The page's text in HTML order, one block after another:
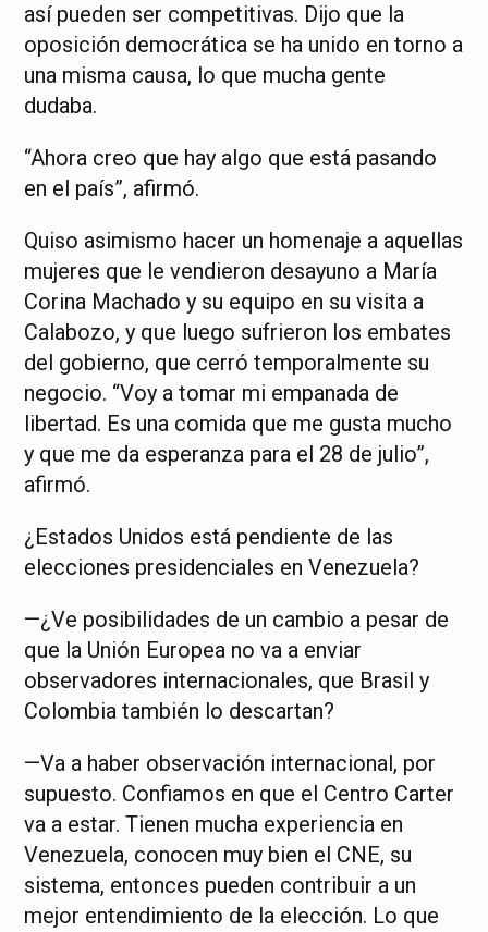
así pueden ser competitivas. Dijo que la
oposición democrática se ha unido en torno a
una misma causa, lo que mucha gente
dudaba.
“Ahora creo que hay algo que está pasando
en el país”, afirmó.
Quiso asimismo hacer un homenaje a aquellas
mujeres que le vendieron desayuno a María
Corina Machado y su equipo en su visita a
Calabozo, y que luego sufrieron los embates
del gobierno, que cerró temporalmente su
negocio. “Voy a tomar mi empanada de
libertad. Es una comida que me gusta mucho
y que me da esperanza para el 28 de julio”,
afirmó.
¿Estados Unidos está pendiente de las
elecciones presidenciales en Venezuela?
—¿Ve posibilidades de un cambio a pesar de
que la Unión Europea no va a enviar
observadores internacionales, que Brasil y
Colombia también lo descartan?
—Va a haber observación internacional, por
supuesto. Confiamos en que el Centro Carter
va a estar. Tienen mucha experiencia en
Venezuela, conocen muy bien el CNE, su
sistema, entonces pueden contribuir a un
mejor entendimiento de la elección. Lo que